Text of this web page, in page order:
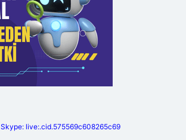
Skype: live:.cid.575569c608265c69